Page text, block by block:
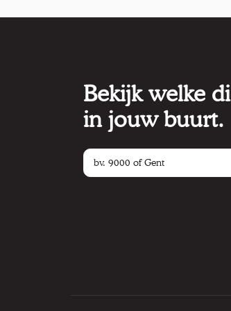
Bekijk welke
in jouw buurt.